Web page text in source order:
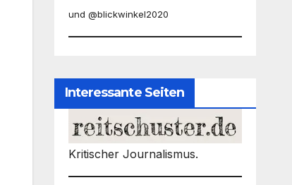
und @blickwinkel2020
Interessante Seiten
Kritischer Journalismus.